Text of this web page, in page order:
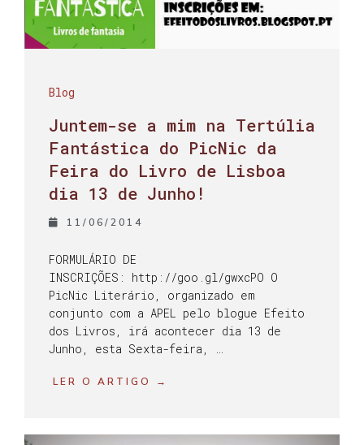
Blog
Juntem-se a mim na Tertúlia
Fantástica do PicNic da
Feira do Livro de Lisboa
dia 13 de Junho!
11/06/2014
FORMULÁRIO DE
INSCRIÇÕES: http://goo.gl/gwxcPO O
PicNic Literário, organizado em
conjunto com a APEL pelo blogue Efeito
dos Livros, irá acontecer dia 13 de
Junho, esta Sexta-feira, …
LER O ARTIGO →